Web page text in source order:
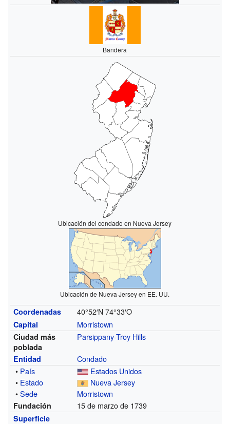
Bandera
Ubicación del condado en Nueva Jersey
Ubicación de Nueva Jersey en EE. UU.
Coordenadas 40°52′N 74°33′O
Capital Morristown
Ciudad más
poblada
Parsippany-Troy Hills
Entidad
Condado
• País
Estados Unidos
• Estado
Nueva Jersey
•Sede Morristown
Fundación 15 de marzo de 1739
Superficie